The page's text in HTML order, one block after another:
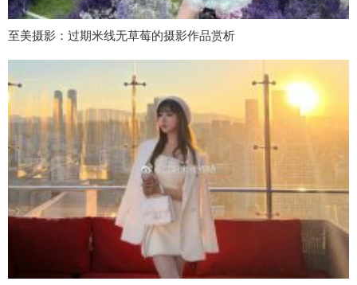
至美摄影：过期米线无草莓的摄影作品赏析